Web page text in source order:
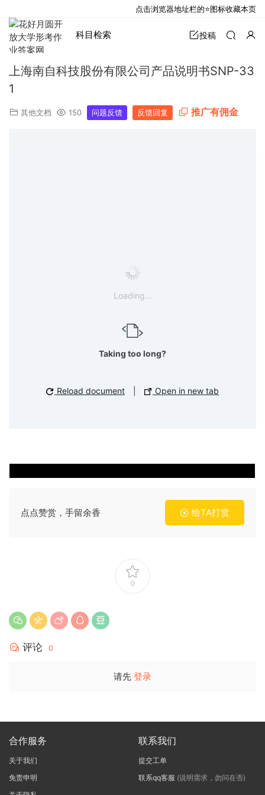
科目检索 投稿
上海南自科技股份有限公司产品说明书SNP-33
1
其他文档 150 问题反馈 反馈回复 推广有佣金
Loading...
Taking too long?
Reload document Open in new tab
点点赞赏，手留余香 给TA打赏
0
评论 0
请先 登录
合作服务
关于我们
免责申明
联系我们
提交工单
联系qq客服 (说明需求，勿问在否)
点击浏览器地址栏的⭐图标收藏本页